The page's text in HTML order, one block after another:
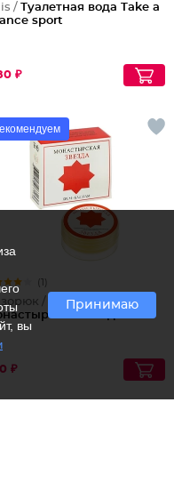
/ Туалетная вода Take a
sport
₽
(1)
/
Крем-бальзам
звезда
₽
вы
Принимаю